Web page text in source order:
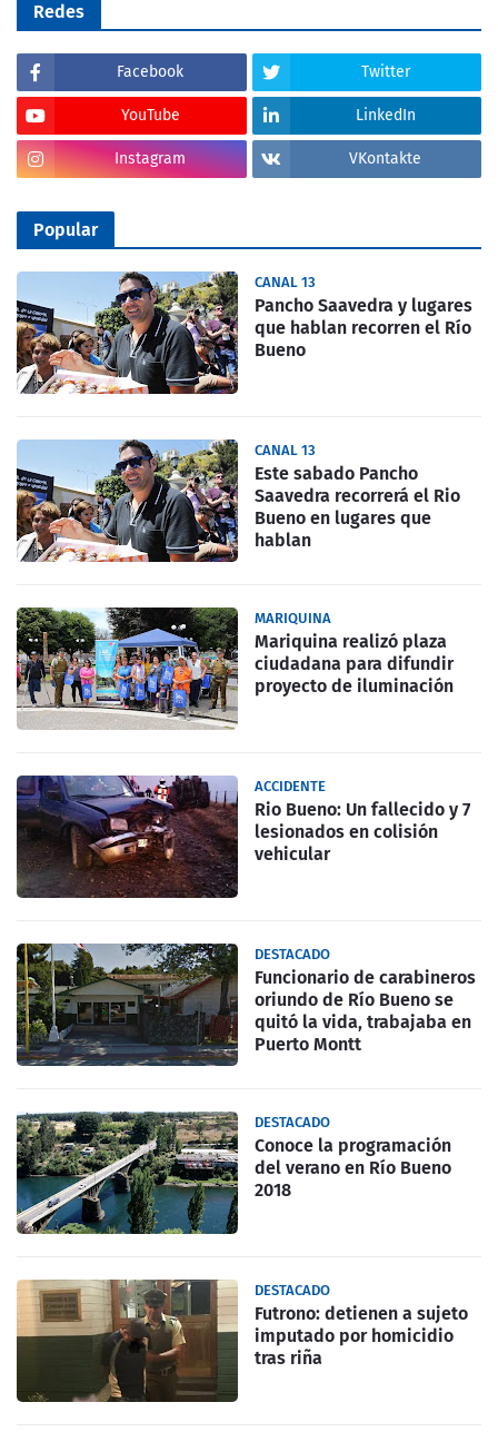
Redes
Facebook Twitter
YouTube LinkedIn
Instagram VKontakte
Popular
CANAL 13
Pancho Saavedra y lugares
que hablan recorren el Río
Bueno
CANAL 13
Este sabado Pancho
Saavedra recorrerá el Rio
Bueno en lugares que
hablan
MARIQUINA
Mariquina realizó plaza
ciudadana para difundir
proyecto de iluminación
ACCIDENTE
Rio Bueno: Un fallecido y 7
lesionados en colisión
vehicular
DESTACADO
Funcionario de carabineros
oriundo de Río Bueno se
quitó la vida, trabajaba en
Puerto Montt
DESTACADO
Conoce la programación
del verano en Río Bueno
2018
DESTACADO
Futrono: detienen a sujeto
imputado por homicidio
tras riña